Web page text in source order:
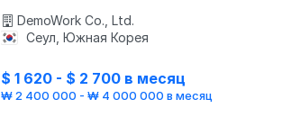
месте
DemoWork Co., Ltd.
Сеул, Южная Корея
$ 1 620 - $ 2 700 в месяц
₩ 2 400 000 - ₩ 4 000 000 в месяц